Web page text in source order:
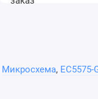
Микросхема, EC5575-